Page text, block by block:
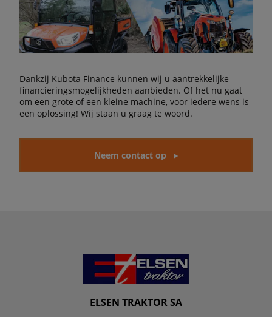
Dankzij Kubota Finance kunnen wij u aantrekkelijke
financieringsmogelijkheden aanbieden. Of het nu gaat
om een grote of een kleine machine, voor iedere wens is
een oplossing! Wij staan u graag te woord.
Neem contact op
ELSEN TRAKTOR SA